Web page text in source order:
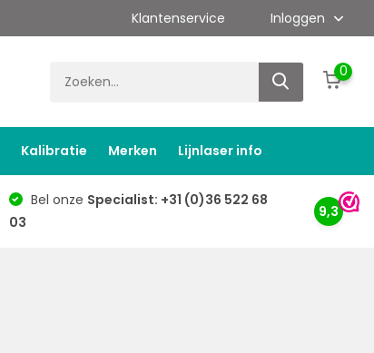
Klantenservice Inloggen
0
Kalibratie Merken Lijnlaser info
Bel onze Specialist: +31 (0)36 522 68
03
9,3